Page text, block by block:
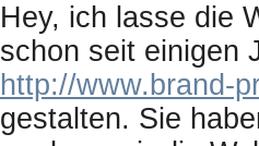
Hey, ich lasse die
schon seit einigen
http://www.brand-
gestalten. Sie